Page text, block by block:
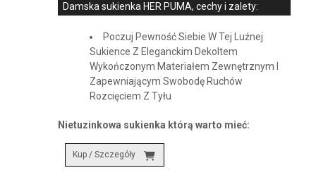
Damska sukienka HER PUMA, cechy i zalety:
Poczuj Pewność Siebie W Tej Luźnej
Sukience Z Eleganckim Dekoltem
Wykończonym Materiałem Zewnętrznym I
Zapewniającym Swobodę Ruchów
Rozcięciem Z Tyłu
Nietuzinkowa sukienka którą warto mieć:
Kup / Szczegóły